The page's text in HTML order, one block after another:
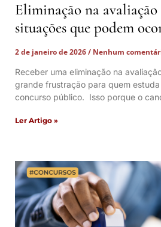
Eliminação na avaliação
situações que podem
2 de janeiro de 2026
Nenhum
Receber uma eliminação na
grande frustração para quem
concurso público. Isso porque o
Ler Artigo »